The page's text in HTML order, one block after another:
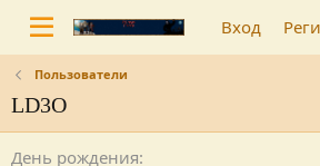
Вход
Пользователи
LD3O
День рождения